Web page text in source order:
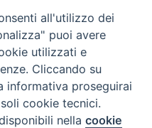
Grimoldi, 5
all'utilizzo dei
puoi avere
utilizzati e
Cliccando su
informativa proseguirai
cookie tecnici.
nellacookie